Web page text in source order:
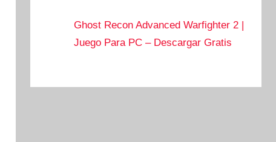
Ghost Recon Advanced Warfighter 2 |
Juego Para PC – Descargar Gratis